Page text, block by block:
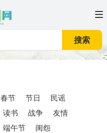
搜索
春节 节日
民谣
读书 战争
友情
端午节
闺怨